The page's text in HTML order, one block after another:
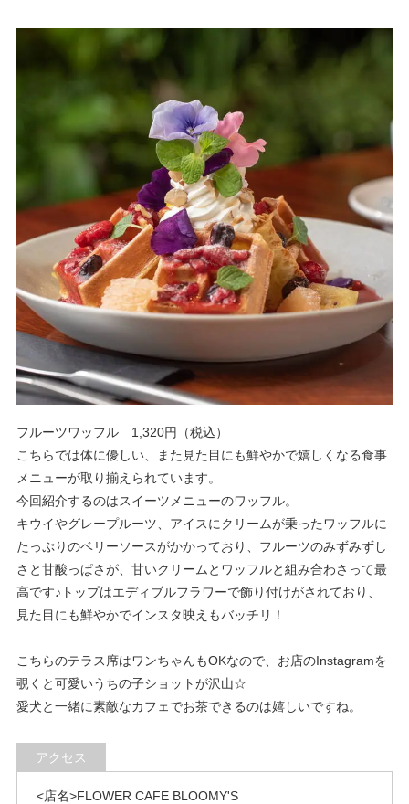
フルーツワッフル 1,320円（税込）
こちらでは体に優しい、また見た目にも鮮やかで嬉しくなる食事
メニューが取り揃えられています。
今回紹介するのはスイーツメニューのワッフル。
キウイやグレープルーツ、アイスにクリームが乗ったワッフルに
たっぷりのベリーソースがかかっており、 フルーツのみずみずし
さと甘酸っぱさが、甘いクリームとワッフルと組み合わさって最
高です♪ トップはエディブルフラワーで飾り付けがされており、
見た目にも鮮やかでインスタ映えもバッチリ！
こちらのテラス席はワンちゃんもOKなので、お店のInstagramを
覗くと可愛いうちの子ショットが沢山☆
愛犬と一緒に素敵なカフェでお茶できるのは嬉しいですね。
アクセス
<店名>FLOWER CAFE BLOOMY'S